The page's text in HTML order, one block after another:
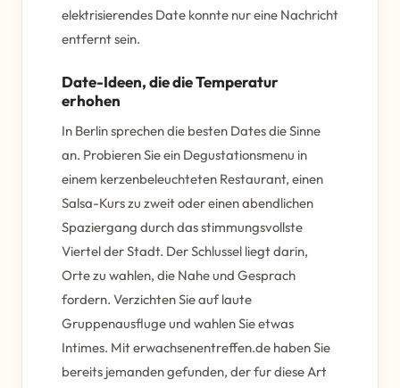
elektrisierendes Date konnte nur eine Nachricht
entfernt sein.
Date-Ideen, die die Temperatur
erhohen
In Berlin sprechen die besten Dates die Sinne
an. Probieren Sie ein Degustationsmenu in
einem kerzenbeleuchteten Restaurant, einen
Salsa-Kurs zu zweit oder einen abendlichen
Spaziergang durch das stimmungsvollste
Viertel der Stadt. Der Schlussel liegt darin,
Orte zu wahlen, die Nahe und Gesprach
fordern. Verzichten Sie auf laute
Gruppenausfluge und wahlen Sie etwas
Intimes. Mit erwachsenentreffen.de haben Sie
bereits jemanden gefunden, der fur diese Art